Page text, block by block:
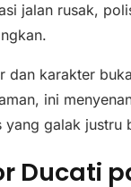
jalan rusak,
dan karakter
ini
galak
Ducati